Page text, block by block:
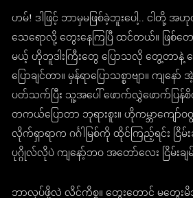
ဟမ်! ဒါဖြင့် ဘာမှမဖြစ်ခဲ့ဘူးပေါ့.. ငါတို့
သေရောလို့ တွေးနေကြပြီ ထင်တယ်။ ဖြစ်တ
မယ့် ဟိုဘူဒါးကြီးတွေ ပြောသလို တွေ့တ
ပြောချင်တာ။ မှန်ရာပြောသစ္စာဗျာ။ ကျန
ပတ်သက်ပြီး သူ့အပေါ် ဖောက်လွှဲဖောက်ပြန်
တကယ်ပြောတာ ဘုရားစူး။ ဟိုကမ္ဘာကျော်
လိုက်ရှာရာက ဂင်္ဂါမြစ်ကို ထိုင်ကြည့်ရင်း ငြိ
ပုဂ္ဂိုလ်လိုပဲ ကျနော့်ဘဝ အတော်လေး ငြိမ်းခ